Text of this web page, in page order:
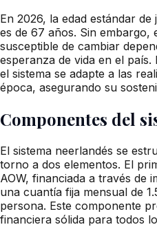
En 2026, la edad estándar
es de 67 años. Sin embargo,
susceptible de cambiar
esperanza de vida en el país.
el sistema se adapte a las
época, asegurando su
Componentes del
El sistema neerlandés se
torno a dos elementos. El
AOW, financiada a través de
una cuantía fija mensual de
persona. Este componente
financiera sólida para todos